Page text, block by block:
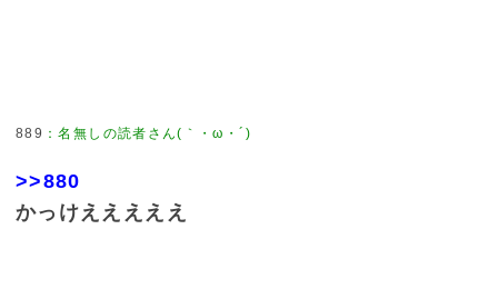
889 ：名無しの読者さん(｀・ω・´)
>>880
かっけえええええ